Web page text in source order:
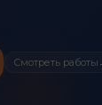
Смотреть работы